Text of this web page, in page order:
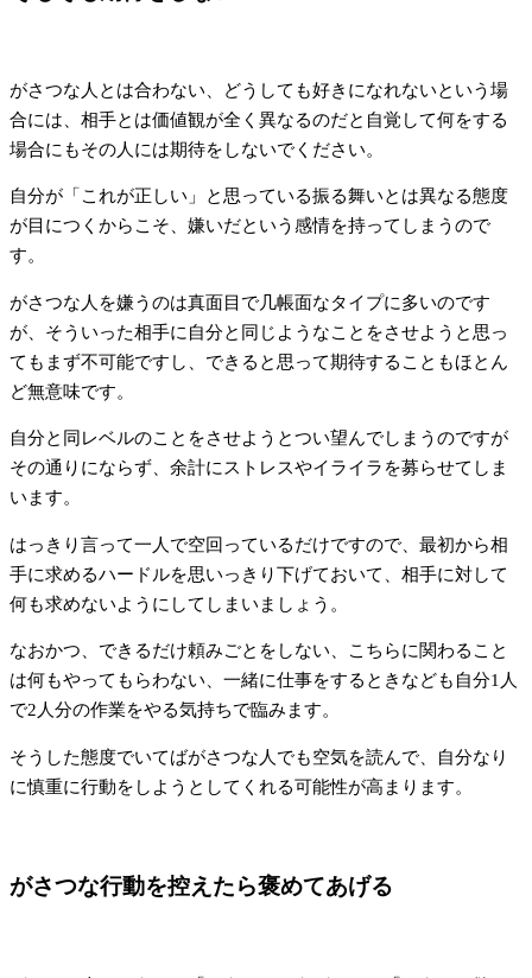
がさつな人とは合わない、どうしても好きになれないという場
合には、相手とは価値観が全く異なるのだと自覚して何をする
場合にもその人には期待をしないでください。
自分が「これが正しい」と思っている振る舞いとは異なる態度
が目につくからこそ、嫌いだという感情を持ってしまうので
す。
がさつな人を嫌うのは真面目で几帳面なタイプに多いのです
が、そういった相手に自分と同じようなことをさせようと思っ
てもまず不可能ですし、できると思って期待することもほとん
ど無意味です。
自分と同レベルのことをさせようとつい望んでしまうのですが
その通りにならず、余計にストレスやイライラを募らせてしま
います。
はっきり言って一人で空回っているだけですので、最初から相
手に求めるハードルを思いっきり下げておいて、相手に対して
何も求めないようにしてしまいましょう。
なおかつ、できるだけ頼みごとをしない、こちらに関わること
は何もやってもらわない、一緒に仕事をするときなども自分1人
で2人分の作業をやる気持ちで臨みます。
そうした態度でいてばがさつな人でも空気を読んで、自分なり
に慎重に行動をしようとしてくれる可能性が高まります。
がさつな行動を控えたら褒めてあげる